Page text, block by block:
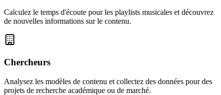
Calculez le temps d'écoute pour les playlists musicales et découvrez
de nouvelles informations sur le contenu.
Chercheurs
Analysez les modèles de contenu et collectez des données pour des
projets de recherche académique ou de marché.